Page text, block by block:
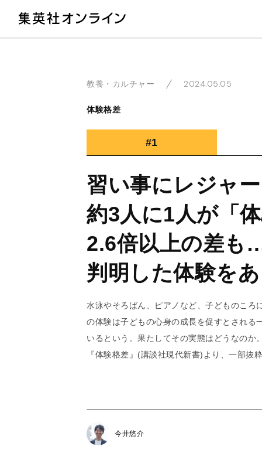
教養・カルチャー 2024.05.05
体験格差
#1
習い事にレジャ
約3人に1人が「
2.6倍以上の差も
判明した体験を
水泳やそろばん、ピアノなど、子どものころ
の体験は子どもの心身の成長を促すとされる
いるという。果たしてその実態はどうなのか
『体験格差』(講談社現代新書)より、一部抜
今井悠介